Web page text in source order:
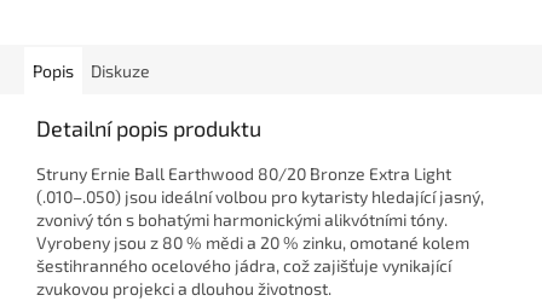
Popis Diskuze
Detailní popis produktu
Struny Ernie Ball Earthwood 80/20 Bronze Extra Light
(.010–.050) jsou ideální volbou pro kytaristy hledající jasný,
zvonivý tón s bohatými harmonickými alikvótními tóny.
Vyrobeny jsou z 80 % mědi a 20 % zinku, omotané kolem
šestihranného ocelového jádra, což zajišťuje vynikající
zvukovou projekci a dlouhou životnost.